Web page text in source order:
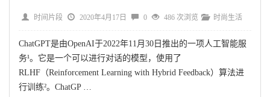
时间片段 2020年4月17日 0 486 次浏览 时尚生活
ChatGPT是由OpenAI于2022年11月30日推出的一项人工智能服
务¹。它是一个可以进行对话的模型，使用了
RLHF（Reinforcement Learning with Hybrid Feedback）算法进
行训练²。ChatGP …